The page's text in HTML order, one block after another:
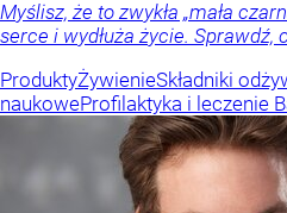
Myślisz, że to zwykła „mała
serce i wydłuża życie. Sprawdź,
ProduktyŻywienieSkładniki
naukoweProfilaktyka i leczenie